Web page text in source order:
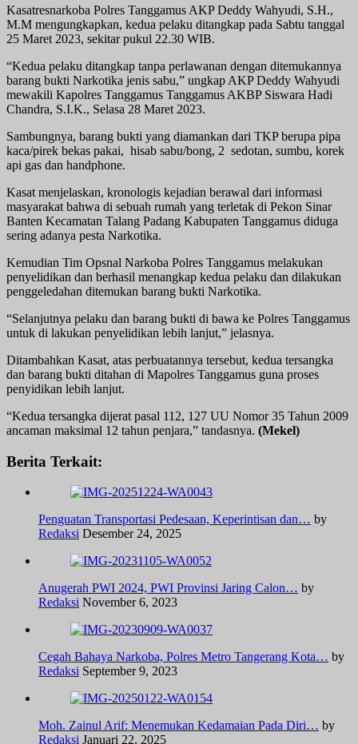
Kasatresnarkoba Polres Tanggamus AKP Deddy Wahyudi, S.H.,
M.M mengungkapkan, kedua pelaku ditangkap pada Sabtu tanggal
25 Maret 2023, sekitar pukul 22.30 WIB.
“Kedua pelaku ditangkap tanpa perlawanan dengan ditemukannya
barang bukti Narkotika jenis sabu,” ungkap AKP Deddy Wahyudi
mewakili Kapolres Tanggamus Tanggamus AKBP Siswara Hadi
Chandra, S.I.K., Selasa 28 Maret 2023.
Sambungnya, barang bukti yang diamankan dari TKP berupa pipa
kaca/pirek bekas pakai, hisab sabu/bong, 2 sedotan, sumbu, korek
api gas dan handphone.
Kasat menjelaskan, kronologis kejadian berawal dari informasi
masyarakat bahwa di sebuah rumah yang terletak di Pekon Sinar
Banten Kecamatan Talang Padang Kabupaten Tanggamus diduga
sering adanya pesta Narkotika.
Kemudian Tim Opsnal Narkoba Polres Tanggamus melakukan
penyelidikan dan berhasil menangkap kedua pelaku dan dilakukan
penggeledahan ditemukan barang bukti Narkotika.
“Selanjutnya pelaku dan barang bukti di bawa ke Polres Tanggamus
untuk di lakukan penyelidikan lebih lanjut,” jelasnya.
Ditambahkan Kasat, atas perbuatannya tersebut, kedua tersangka
dan barang bukti ditahan di Mapolres Tanggamus guna proses
penyidikan lebih lanjut.
“Kedua tersangka dijerat pasal 112, 127 UU Nomor 35 Tahun 2009
ancaman maksimal 12 tahun penjara,” tandasnya. (Mekel)
Berita Terkait:
Penguatan Transportasi Pedesaan, Keperintisan dan… by
Redaksi Desember 24, 2025
Anugerah PWI 2024, PWI Provinsi Jaring Calon… by
Redaksi November 6, 2023
Cegah Bahaya Narkoba, Polres Metro Tangerang Kota… by
Redaksi September 9, 2023
Moh. Zainul Arif: Menemukan Kedamaian Pada Diri… by
Redaksi Januari 22, 2025